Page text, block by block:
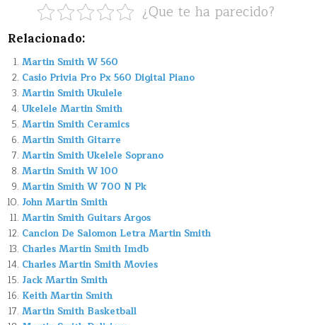
¿Que te ha parecido?
Relacionado:
Martin Smith W 560
Casio Privia Pro Px 560 Digital Piano
Martin Smith Ukulele
Ukelele Martin Smith
Martin Smith Ceramics
Martin Smith Gitarre
Martin Smith Ukelele Soprano
Martin Smith W 100
Martin Smith W 700 N Pk
John Martin Smith
Martin Smith Guitars Argos
Cancion De Salomon Letra Martin Smith
Charles Martin Smith Imdb
Charles Martin Smith Movies
Jack Martin Smith
Keith Martin Smith
Martin Smith Basketball